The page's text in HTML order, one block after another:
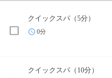
クイックスパ（5分）
0分
クイックスパ（10分）